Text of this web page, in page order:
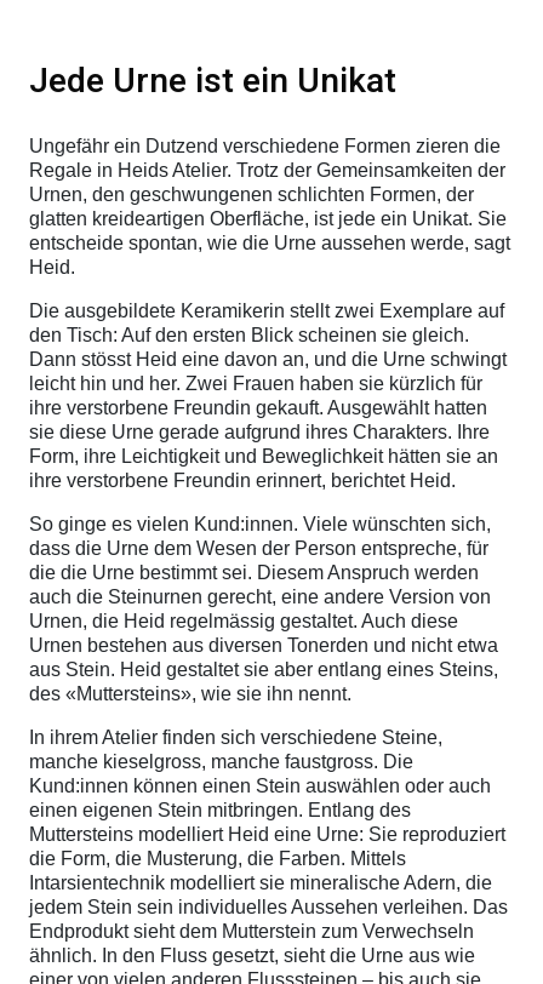
Jede Urne ist ein Unikat
Ungefähr ein Dutzend verschiedene Formen zieren die
Regale in Heids Atelier. Trotz der Gemeinsamkeiten der
Urnen, den geschwungenen schlichten Formen, der
glatten kreideartigen Oberfläche, ist jede ein Unikat. Sie
entscheide spontan, wie die Urne aussehen werde, sagt
Heid.
Die ausgebildete Keramikerin stellt zwei Exemplare auf
den Tisch: Auf den ersten Blick scheinen sie gleich.
Dann stösst Heid eine davon an, und die Urne schwingt
leicht hin und her. Zwei Frauen haben sie kürzlich für
ihre verstorbene Freundin gekauft. Ausgewählt hatten
sie diese Urne gerade aufgrund ihres Charakters. Ihre
Form, ihre Leichtigkeit und Beweglichkeit hätten sie an
ihre verstorbene Freundin erinnert, berichtet Heid.
So ginge es vielen Kund:innen. Viele wünschten sich,
dass die Urne dem Wesen der Person entspreche, für
die die Urne bestimmt sei. Diesem Anspruch werden
auch die Steinurnen gerecht, eine andere Version von
Urnen, die Heid regelmässig gestaltet. Auch diese
Urnen bestehen aus diversen Tonerden und nicht etwa
aus Stein. Heid gestaltet sie aber entlang eines Steins,
des «Muttersteins», wie sie ihn nennt.
In ihrem Atelier finden sich verschiedene Steine,
manche kieselgross, manche faustgross. Die
Kund:innen können einen Stein auswählen oder auch
einen eigenen Stein mitbringen. Entlang des
Muttersteins modelliert Heid eine Urne: Sie reproduziert
die Form, die Musterung, die Farben. Mittels
Intarsientechnik modelliert sie mineralische Adern, die
jedem Stein sein individuelles Aussehen verleihen. Das
Endprodukt sieht dem Mutterstein zum Verwechseln
ähnlich. In den Fluss gesetzt, sieht die Urne aus wie
einer von vielen anderen Flusssteinen – bis auch sie